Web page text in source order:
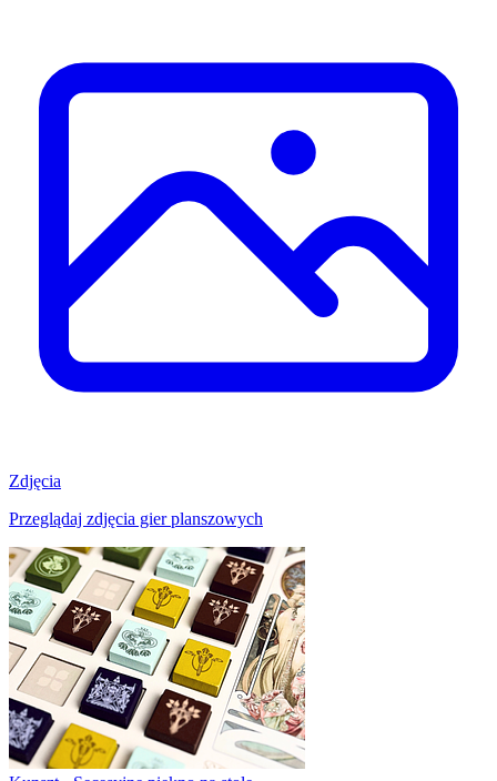
Zdjęcia
Przeglądaj zdjęcia gier planszowych